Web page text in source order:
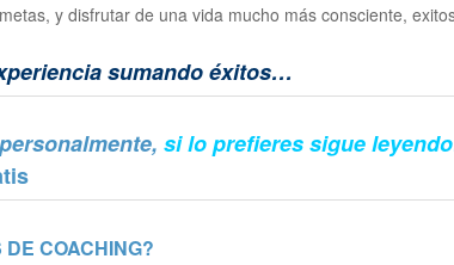
y disfrutar de una vida mucho más consciente,
sumando éxitos…
si lo prefieres sigue
COACHING?